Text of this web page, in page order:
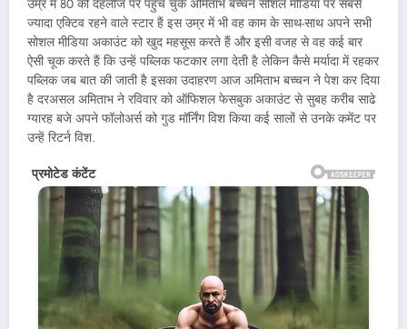
उम्र में 80 की दहलीज पर पहुंच चुके अमिताभ बच्चन सोशल मीडिया पर सबसे
ज्यादा एक्टिव रहने वाले स्टार हैं इस उम्र में भी वह काम के साथ-साथ अपने सभी
सोशल मीडिया अकाउंट को खुद महसूस करते हैं और इसी वजह से वह कई बार
ऐसी चूक करते हैं कि उन्हें पब्लिक फटकार लगा देती है लेकिन कैसे मर्यादा में रहकर
पब्लिक जब बात की जाती है इसका उदाहरण आज अमिताभ बच्चन ने पेश कर दिया
है दरअसल अमिताभ ने रविवार को ऑफिशल फेसबुक अकाउंट से सुबह करीब साढे
ग्यारह बजे अपने फॉलोअर्स को गुड मॉर्निंग विश किया कई सालों से उनके कमेंट पर
उन्हें रिटर्न विश.